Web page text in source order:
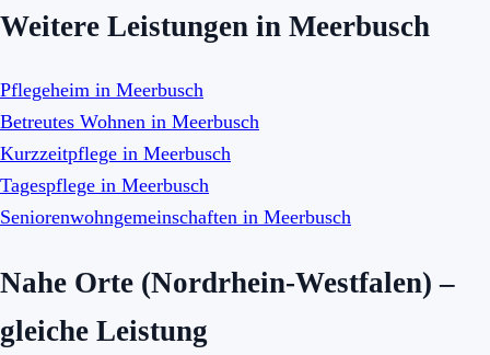
Weitere Leistungen in Meerbusch
Pflegeheim in Meerbusch
Betreutes Wohnen in Meerbusch
Kurzzeitpflege in Meerbusch
Tagespflege in Meerbusch
Seniorenwohngemeinschaften in Meerbusch
Nahe Orte (Nordrhein-Westfalen) –
gleiche Leistung